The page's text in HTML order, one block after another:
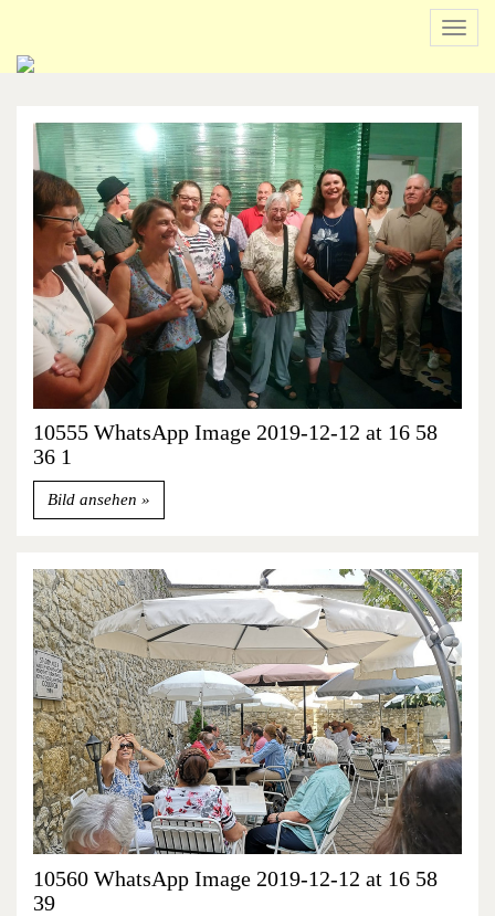
des
Seitenbereichs:
Inhalt
10555 WhatsApp Image 2019-12-12 at 16 58
36 1
Bild ansehen
10560 WhatsApp Image 2019-12-12 at 16 58
39